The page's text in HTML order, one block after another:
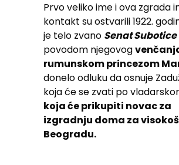
Prvo veliko ime i ova zgrada
kontakt su ostvarili 1922.
je telo zvano Senat Subotice
povodom njegovog
rumunskom princezom
donelo odluku da osnuje
koja će se zvati po
koja će prikupiti novac za
izgradnju doma za
Beogradu.